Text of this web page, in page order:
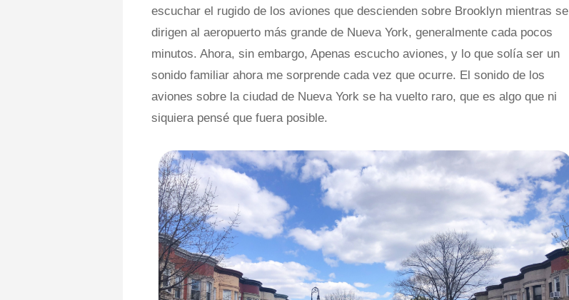
escuchar el rugido de los aviones que descienden sobre Brooklyn mientras se
dirigen al aeropuerto más grande de Nueva York, generalmente cada pocos
minutos. Ahora, sin embargo, Apenas escucho aviones, y lo que solía ser un
sonido familiar ahora me sorprende cada vez que ocurre. El sonido de los
aviones sobre la ciudad de Nueva York se ha vuelto raro, que es algo que ni
siquiera pensé que fuera posible.